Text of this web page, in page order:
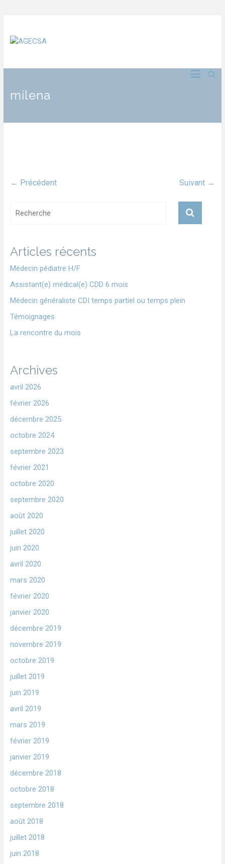
milena
← Précédent Suivant →
Articles récents
Médecin pédiatre H/F
Assistant(e) médical(e) CDD 6 mois
Médecin généraliste CDI temps partiel ou temps plein
Témoignages
La rencontre du mois
Archives
avril 2026
février 2026
décembre 2025
octobre 2024
septembre 2023
février 2021
octobre 2020
septembre 2020
août 2020
juillet 2020
juin 2020
avril 2020
mars 2020
février 2020
janvier 2020
décembre 2019
novembre 2019
octobre 2019
juillet 2019
juin 2019
avril 2019
mars 2019
février 2019
janvier 2019
décembre 2018
octobre 2018
septembre 2018
août 2018
juillet 2018
juin 2018